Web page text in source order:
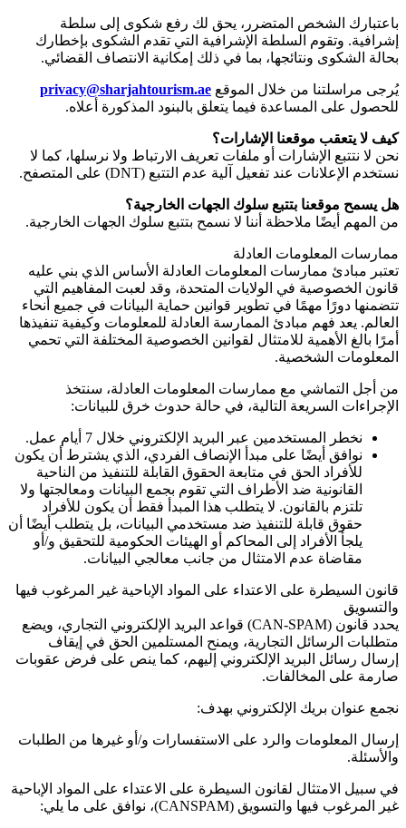
باعتبارك الشخص المتضرر، يحق لك رفع شكوى إلى سلطة
إشرافية. وتقوم السلطة الإشرافية التي تقدم الشكوى بإخطارك
بحالة الشكوى ونتائجها، بما في ذلك إمكانية الانتصاف القضائي.
يُرجى مراسلتنا من خلال الموقع privacy@sharjahtourism.ae
للحصول على المساعدة فيما يتعلق بالبنود المذكورة أعلاه.
كيف لا يتعقب موقعنا الإشارات؟
نحن لا نتتبع الإشارات أو ملفات تعريف الارتباط ولا نرسلها، كما لا
نستخدم الإعلانات عند تفعيل آلية عدم التتبع (DNT) على المتصفح.
هل يسمح موقعنا بتتبع سلوك الجهات الخارجية؟
من المهم أيضًا ملاحظة أننا لا نسمح بتتبع سلوك الجهات الخارجية.
ممارسات المعلومات العادلة
تعتبر مبادئ ممارسات المعلومات العادلة الأساس الذي بني عليه
قانون الخصوصية في الولايات المتحدة، وقد لعبت المفاهيم التي
تتضمنها دورًا مهمًا في تطوير قوانين حماية البيانات في جميع أنحاء
العالم. يعد فهم مبادئ الممارسة العادلة للمعلومات وكيفية تنفيذها
أمرًا بالغ الأهمية للامتثال لقوانين الخصوصية المختلفة التي تحمي
المعلومات الشخصية.
من أجل التماشي مع ممارسات المعلومات العادلة، سنتخذ
الإجراءات السريعة التالية، في حالة حدوث خرق للبيانات:
نخطر المستخدمين عبر البريد الإلكتروني خلال 7 أيام عمل.
نوافق أيضًا على مبدأ الإنصاف الفردي، الذي يشترط أن يكون
للأفراد الحق في متابعة الحقوق القابلة للتنفيذ من الناحية
القانونية ضد الأطراف التي تقوم بجمع البيانات ومعالجتها ولا
تلتزم بالقانون. لا يتطلب هذا المبدأ فقط أن يكون للأفراد
حقوق قابلة للتنفيذ ضد مستخدمي البيانات، بل يتطلب أيضًا أن
يلجأ الأفراد إلى المحاكم أو الهيئات الحكومية للتحقيق و/أو
مقاضاة عدم الامتثال من جانب معالجي البيانات.
قانون السيطرة على الاعتداء على المواد الإباحية غير المرغوب فيها
والتسويق
يحدد قانون (CAN-SPAM) قواعد البريد الإلكتروني التجاري، ويضع
متطلبات الرسائل التجارية، ويمنح المستلمين الحق في إيقاف
إرسال رسائل البريد الإلكتروني إليهم، كما ينص على فرض عقوبات
صارمة على المخالفات.
نجمع عنوان بريك الإلكتروني بهدف:
إرسال المعلومات والرد على الاستفسارات و/أو غيرها من الطلبات
والأسئلة.
في سبيل الامتثال لقانون السيطرة على الاعتداء على المواد الإباحية
غير المرغوب فيها والتسويق (CANSPAM)، نوافق على ما يلي: